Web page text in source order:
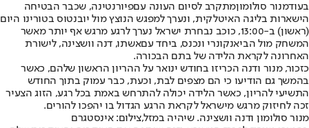
בעודמנור סולומוןמתקרב לסיום העונה עםפיורנטינה, שכבר הבטיחה
הישארות בליגה האיטלקית, ונערך למפגש הנוצץ מול יובנטוס בטורינו היום
(ראשון) ב-13:00, כוכב נבחרת ישראל נערך לרגע מרגש אף יותר מאשר
המשחק מול הביאנקונרי ונכנס, ביחד עםאשתו, דנה וושצינה, לישורת
האחרונה לקראת הלידה של בתם הבכורה.
כזכור, מנור ודנה הכריזו בחודש ינואר על ההריון הראשון שלהם, כאשר
בהמשך גם הודיעו כי הם מצפים לבת, וכעת, כבר עמוק בתוך החודש
התשיעי להריון, כאשר הלידה יכולה להתרחש באמת בכל רגע, הזוג הצעיר
זכה לחיזוק מרגש מישראל לקראת הרגע הגדול בו יהפכו להורים.
מנור סולומון ודנה וושצינה. שיהיה במזל,צילום: אינסטגרם